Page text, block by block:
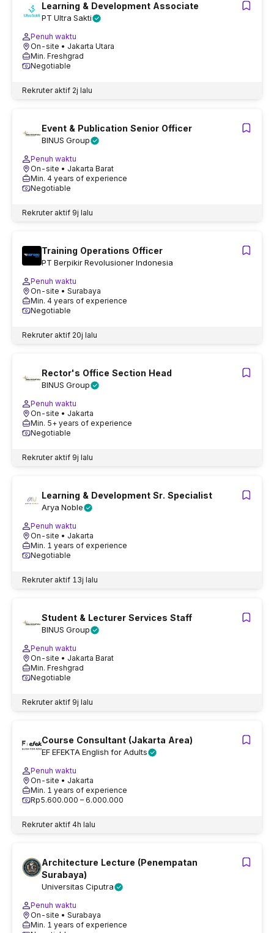
Learning & Development Associate
PT Ultra Sakti
Penuh waktu
On-site • Jakarta Utara
Min. Freshgrad
Negotiable
Rekruter aktif 2j lalu
Event & Publication Senior Officer
BINUS Group
Penuh waktu
On-site • Jakarta Barat
Min. 4 years of experience
Negotiable
Rekruter aktif 9j lalu
Training Operations Officer
PT Berpikir Revolusioner Indonesia
Penuh waktu
On-site • Surabaya
Min. 4 years of experience
Negotiable
Rekruter aktif 20j lalu
Rector's Office Section Head
BINUS Group
Penuh waktu
On-site • Jakarta
Min. 5+ years of experience
Negotiable
Rekruter aktif 9j lalu
Learning & Development Sr. Specialist
Arya Noble
Penuh waktu
On-site • Jakarta
Min. 1 years of experience
Negotiable
Rekruter aktif 13j lalu
Student & Lecturer Services Staff
BINUS Group
Penuh waktu
On-site • Jakarta Barat
Min. Freshgrad
Negotiable
Rekruter aktif 9j lalu
Course Consultant (Jakarta Area)
EF EFEKTA English for Adults
Penuh waktu
On-site • Jakarta
Min. 1 years of experience
Rp5.600.000 – 6.000.000
Rekruter aktif 4h lalu
Architecture Lecture (Penempatan
Surabaya)
Universitas Ciputra
Penuh waktu
On-site • Surabaya
Min. 1 years of experience